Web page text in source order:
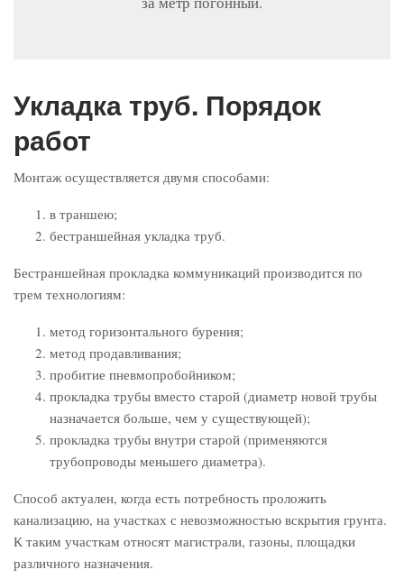
Укладка труб. Порядок
работ
Монтаж осуществляется двумя способами:
в траншею;
бестраншейная укладка труб.
Бестраншейная прокладка коммуникаций производится по
трем технологиям:
метод горизонтального бурения;
метод продавливания;
пробитие пневмопробойником;
прокладка трубы вместо старой (диаметр новой трубы
назначается больше, чем у существующей);
прокладка трубы внутри старой (применяются
трубопроводы меньшего диаметра).
Способ актуален, когда есть потребность проложить
канализацию, на участках с невозможностью вскрытия грунта.
К таким участкам относят магистрали, газоны, площадки
различного назначения.